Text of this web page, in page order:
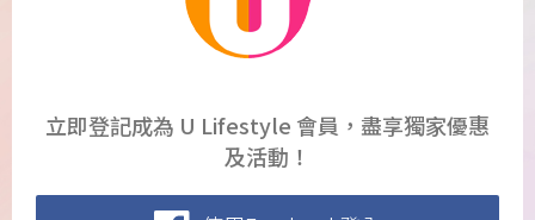
立即登記成為 U Lifestyle 會員，盡享獨家優惠
及活動！